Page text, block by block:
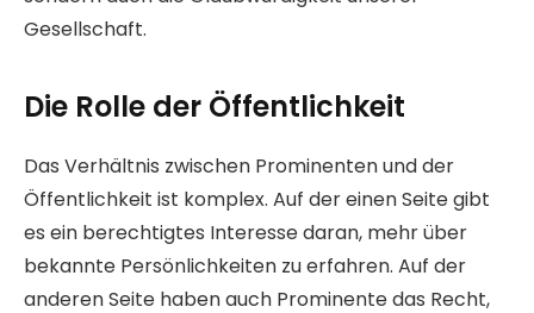
Gesellschaft.
Die Rolle der Öffentlichkeit
Das Verhältnis zwischen Prominenten und der
Öffentlichkeit ist komplex. Auf der einen Seite gibt
es ein berechtigtes Interesse daran, mehr über
bekannte Persönlichkeiten zu erfahren. Auf der
anderen Seite haben auch Prominente das Recht,